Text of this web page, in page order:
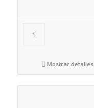
Mostrar detalles